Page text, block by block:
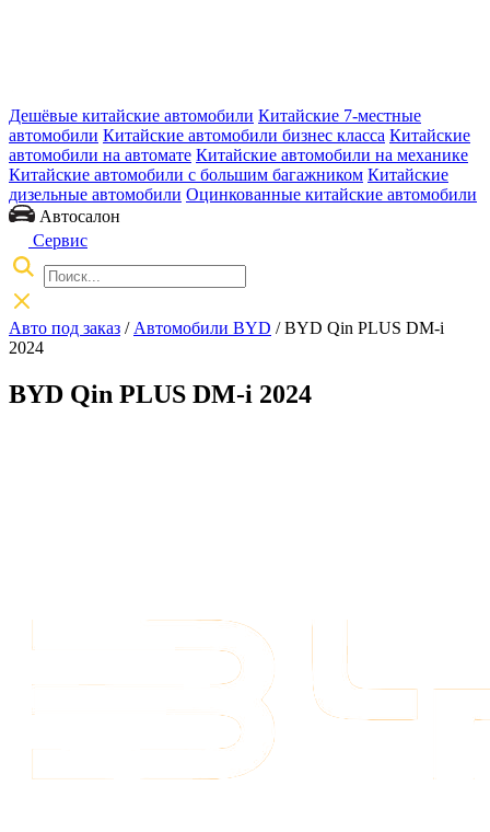
Дешёвые китайские автомобили Китайские 7-местные
автомобили Китайские автомобили бизнес класса Китайские
автомобили на автомате Китайские автомобили на механике
Китайские автомобили с большим багажником Китайские
дизельные автомобили Оцинкованные китайские автомобили
Автосалон
Сервис
Авто под заказ / Автомобили BYD / BYD Qin PLUS DM-i
2024
BYD Qin PLUS DM-i 2024